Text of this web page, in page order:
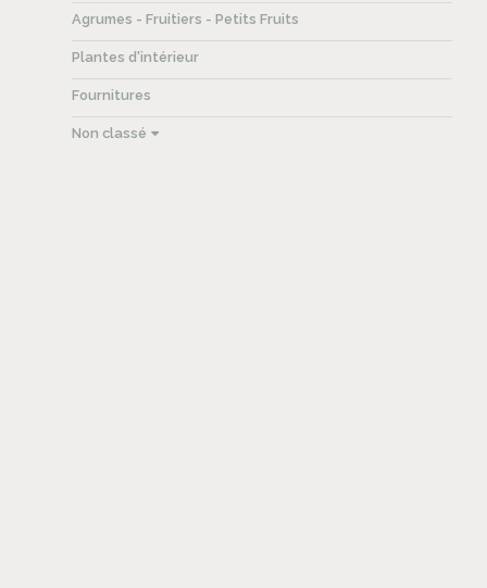
Agrumes - Fruitiers - Petits Fruits
Plantes d'intérieur
Fournitures
Non classé